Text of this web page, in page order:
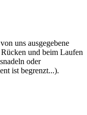
uns ausgegebene
und beim Laufen
oder
ist begrenzt...).